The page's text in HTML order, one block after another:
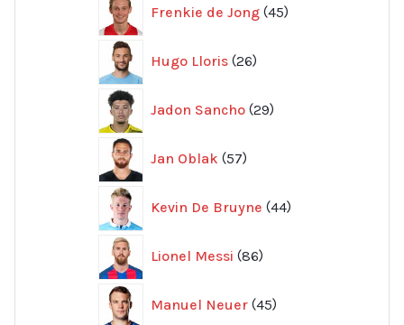
Frenkie de Jong 45
produkter
Hugo Lloris 26
produkter
Jadon Sancho 29
produkter
Jan Oblak 57
produkter
Kevin De Bruyne 44
produkter
Lionel Messi 86
produkter
Manuel Neuer 45
produkter